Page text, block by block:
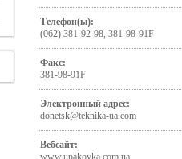
Телефон(ы):
(062) 381-92-98, 381-98-91F
Факс:
381-98-91F
Электронный адрес:
donetsk@teknika-ua.com
Вебсайт:
www.upakovka.com.ua